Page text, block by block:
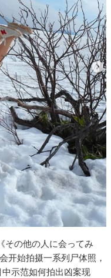
その他の人に会ってみ
开始拍摄一系列尸体照，
示范如何拍出凶案现